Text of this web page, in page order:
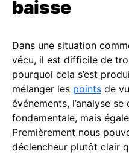
baisse
Dans une situation
vécu, il est difficile de
pourquoi cela s’est
mélanger les points de
événements, l’analyse
fondamentale, mais
Premièrement nous
déclencheur plutôt clair